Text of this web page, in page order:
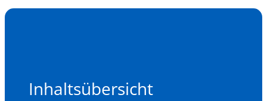
Inhaltsübersicht